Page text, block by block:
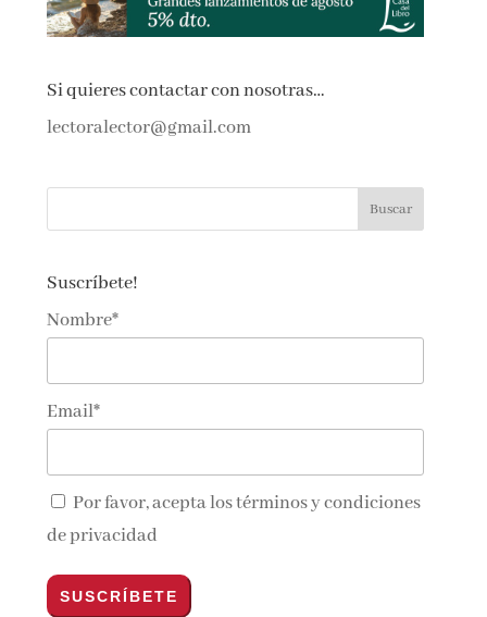
Si quieres contactar con nosotras…
lectoralector@gmail.com
Suscríbete!
Nombre*
Email*
Por favor, acepta lostérminos y condiciones
de privacidad